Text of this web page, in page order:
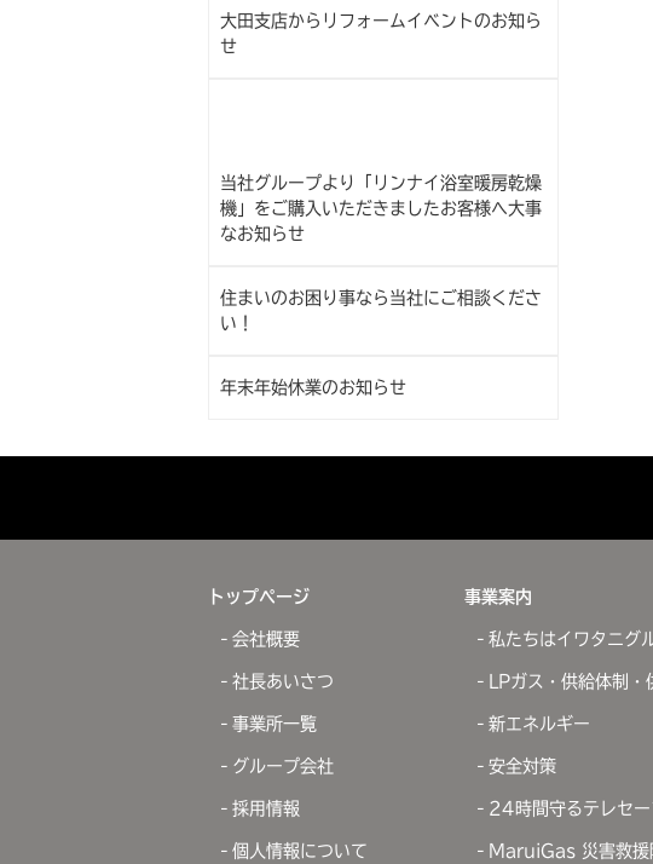
大田支店からリフォームイベントのお知ら
せ
当社グループより「リンナイ浴室暖房乾燥
機」をご購入いただきましたお客様へ大事
なお知らせ
住まいのお困り事なら当社にご相談くださ
い！
年末年始休業のお知らせ
トップページ
会社概要
社長あいさつ
事業所一覧
グループ会社
採用情報
個人情報について
事業案内
私たちはイワタニグ
LPガス・供給体制・
新エネルギー
安全対策
24時間守るテレセー
MaruiGas 災害救援